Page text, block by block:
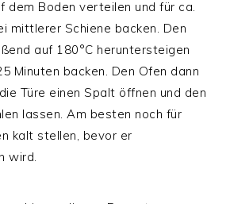
dem Boden verteilen und für ca.
mittlerer Schiene backen. Den
auf 180°C heruntersteigen
Minuten backen. Den Ofen dann
Türe einen Spalt öffnen und den
lassen. Am besten noch für
kalt stellen, bevor er
wird.